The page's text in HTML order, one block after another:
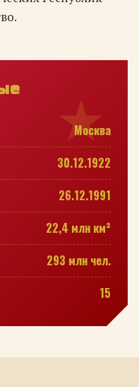
Москва
30.12.1922
26.12.1991
22,4 млн км²
293 млн чел.
15